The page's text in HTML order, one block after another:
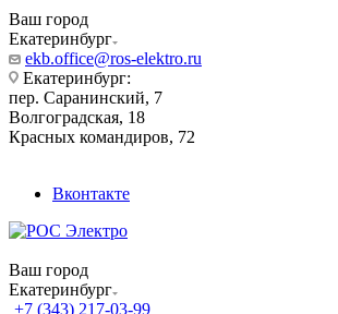
Ваш город
Екатеринбург
ekb.office@ros-elektro.ru
Екатеринбург:
пер. Саранинский, 7
Волгоградская, 18
Красных командиров, 72
Вконтакте
Ваш город
Екатеринбург
+7 (343) 217-03-99